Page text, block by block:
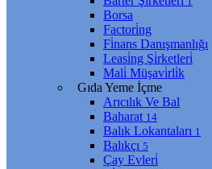
Borsa
Factori̇ng
Fi̇nans Danışmanlığı
Leasi̇ng Şi̇rketleri̇
Mali̇ Müşavi̇rli̇k
Gıda Yeme İçme
Arıcılık Ve Bal
Baharat 14
Balık Lokantaları 1
Balıkçı 5
Çay Evleri̇